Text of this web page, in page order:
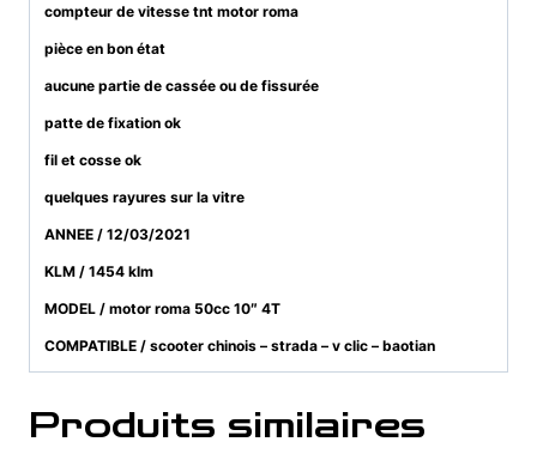
compteur de vitesse tnt motor roma
pièce en bon état
aucune partie de cassée ou de fissurée
patte de fixation ok
fil et cosse ok
quelques rayures sur la vitre
ANNEE / 12/03/2021
KLM / 1454 klm
MODEL / motor roma 50cc 10″ 4T
COMPATIBLE / scooter chinois – strada – v clic – baotian
Produits similaires